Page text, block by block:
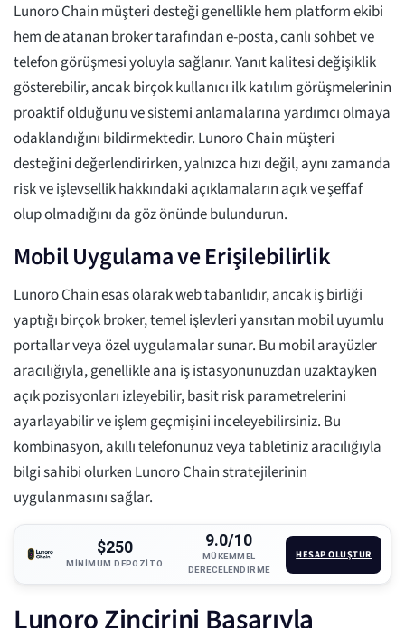
Lunoro Chain müşteri desteği genellikle hem platform ekibi
hem de atanan broker tarafından e-posta, canlı sohbet ve
telefon görüşmesi yoluyla sağlanır. Yanıt kalitesi değişiklik
gösterebilir, ancak birçok kullanıcı ilk katılım görüşmelerinin
proaktif olduğunu ve sistemi anlamalarına yardımcı olmaya
odaklandığını bildirmektedir. Lunoro Chain müşteri
desteğini değerlendirirken, yalnızca hızı değil, aynı zamanda
risk ve işlevsellik hakkındaki açıklamaların açık ve şeffaf
olup olmadığını da göz önünde bulundurun.
Mobil Uygulama ve Erişilebilirlik
Lunoro Chain esas olarak web tabanlıdır, ancak iş birliği
yaptığı birçok broker, temel işlevleri yansıtan mobil uyumlu
portallar veya özel uygulamalar sunar. Bu mobil arayüzler
aracılığıyla, genellikle ana iş istasyonunuzdan uzaktayken
açık pozisyonları izleyebilir, basit risk parametrelerini
ayarlayabilir ve işlem geçmişini inceleyebilirsiniz. Bu
kombinasyon, akıllı telefonunuz veya tabletiniz aracılığıyla
bilgi sahibi olurken Lunoro Chain stratejilerinin
uygulanmasını sağlar.
$250
MINIMUM DEPOZITO
9.0/10
MÜKEMMEL
DERECELENDIRME
HESAP OLUŞTUR